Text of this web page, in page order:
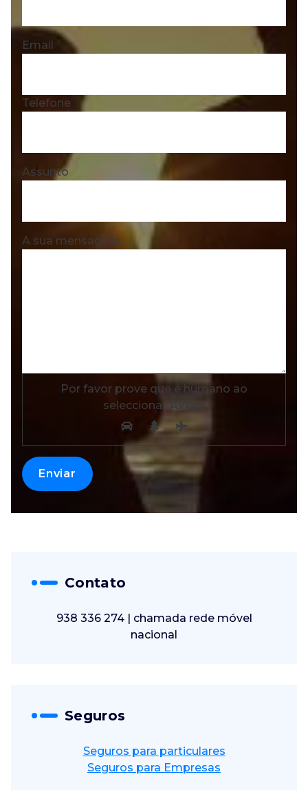
Email
Telefone
Assunto
A sua mensagem
Por favor prove que é humano ao
seleccionar
Avião
Contato
938 336 274 | chamada rede móvel
nacional
Seguros
Seguros para particulares
Seguros para Empresas